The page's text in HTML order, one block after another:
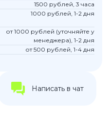
1500 рублей, 3 часа
1000 рублей, 1-2 дня
от 1000 рублей (уточняйте у
менеджера), 1-2 дня
от 500 рублей, 1-4 дня
Написать в чат